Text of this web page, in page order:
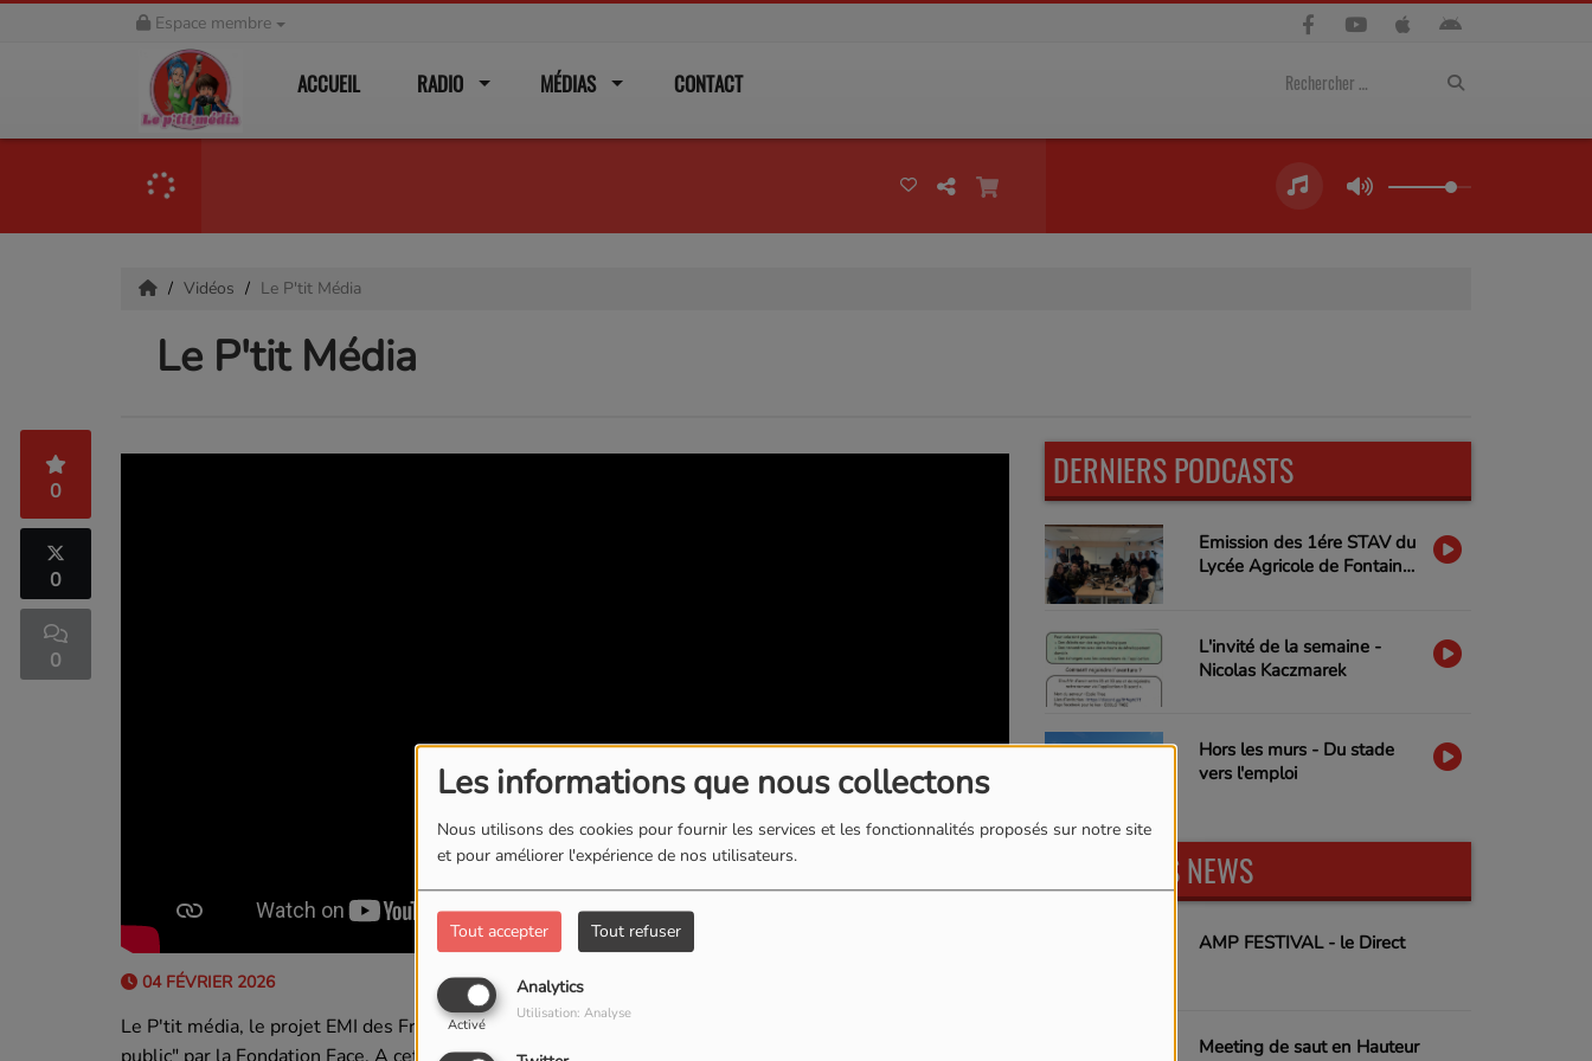
Les informations que nous collectons
Nous utilisons des cookies pour fournir les services et les fonctionnalités proposés sur notre site
et pour améliorer l'expérience de nos utilisateurs.
Tout accepter Tout refuser
Analytics
Activé
Utilisation: Analyse
Espace membre
ACCUEIL RADIO MÉDIAS CONTACT
Vidéos Le P'tit Média
Le P'tit Média
0
0
0
04 FÉVRIER 2026
Le P'tit média, le projet EMI des Francas de l'Aisne, a reçu le prix "Education aux médias pour le jeune
DERNIERS PODCASTS
Emission des 1ére STAV du
Lycée Agricole de Fontaine-
L'invité de la semaine -
Nicolas Kaczmarek
Hors les murs - Du stade
vers l'emploi
DERNIÈRES NEWS
AMP FESTIVAL - le Direct
Meeting de saut en Hauteur